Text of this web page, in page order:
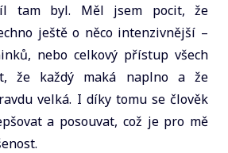
tam byl. Měl jsem pocit, že
ještě o něco intenzivnější –
nebo celkový přístup všech
že každý maká naplno a že
velká. I díky tomu se člověk
a posouvat, což je pro mě